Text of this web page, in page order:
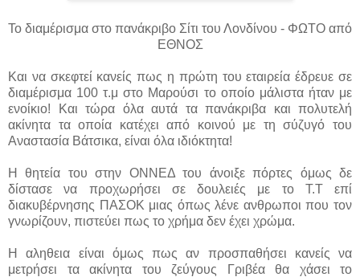
Το διαμέρισμα στο πανάκριβο Σίτι του Λονδίνου - ΦΩΤΟ από
ΕΘΝΟΣ
Και να σκεφτεί κανείς πως η πρώτη του εταιρεία έδρευε σε
διαμέρισμα 100 τ.μ στο Μαρούσι το οποίο μάλιστα ήταν με
ενοίκιο! Και τώρα όλα αυτά τα πανάκριβα και πολυτελή
ακίνητα τα οποία κατέχει από κοινού με τη σύζυγό του
Αναστασία Βάτσικα, είναι όλα ιδιόκτητα!
Η θητεία του στην ΟΝΝΕΔ του άνοιξε πόρτες όμως δε
δίστασε να προχωρήσει σε δουλειές με το Τ.Τ επί
διακυβέρνησης ΠΑΣΟΚ μιας όπως λένε ανθρωποι που τον
γνωρίζουν, πιστεύει πως το χρήμα δεν έχει χρώμα.
Η αληθεια είναι όμως πως αν προσπαθήσει κανείς να
μετρήσει τα ακίνητα του ζεύγους Γριβέα θα χάσει το